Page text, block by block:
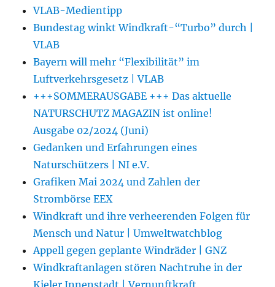
VLAB-Medientipp
Bundestag winkt Windkraft-“Turbo” durch |
VLAB
Bayern will mehr “Flexibilität” im
Luftverkehrsgesetz | VLAB
+++SOMMERAUSGABE +++ Das aktuelle
NATURSCHUTZ MAGAZIN ist online!
Ausgabe 02/2024 (Juni)
Gedanken und Erfahrungen eines
Naturschützers | NI e.V.
Grafiken Mai 2024 und Zahlen der
Strombörse EEX
Windkraft und ihre verheerenden Folgen für
Mensch und Natur | Umweltwatchblog
Appell gegen geplante Windräder | GNZ
Windkraftanlagen stören Nachtruhe in der
Kieler Innenstadt | Vernunftkraft